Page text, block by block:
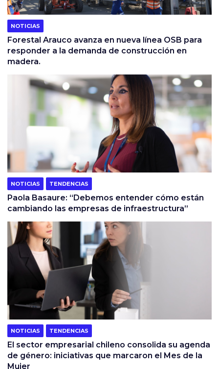
NOTICIAS
Forestal Arauco avanza en nueva línea OSB para
responder a la demanda de construcción en
madera.
NOTICIAS TENDENCIAS
Paola Basaure: “Debemos entender cómo están
cambiando las empresas de infraestructura”
NOTICIAS TENDENCIAS
El sector empresarial chileno consolida su agenda
de género: iniciativas que marcaron el Mes de la
Mujer